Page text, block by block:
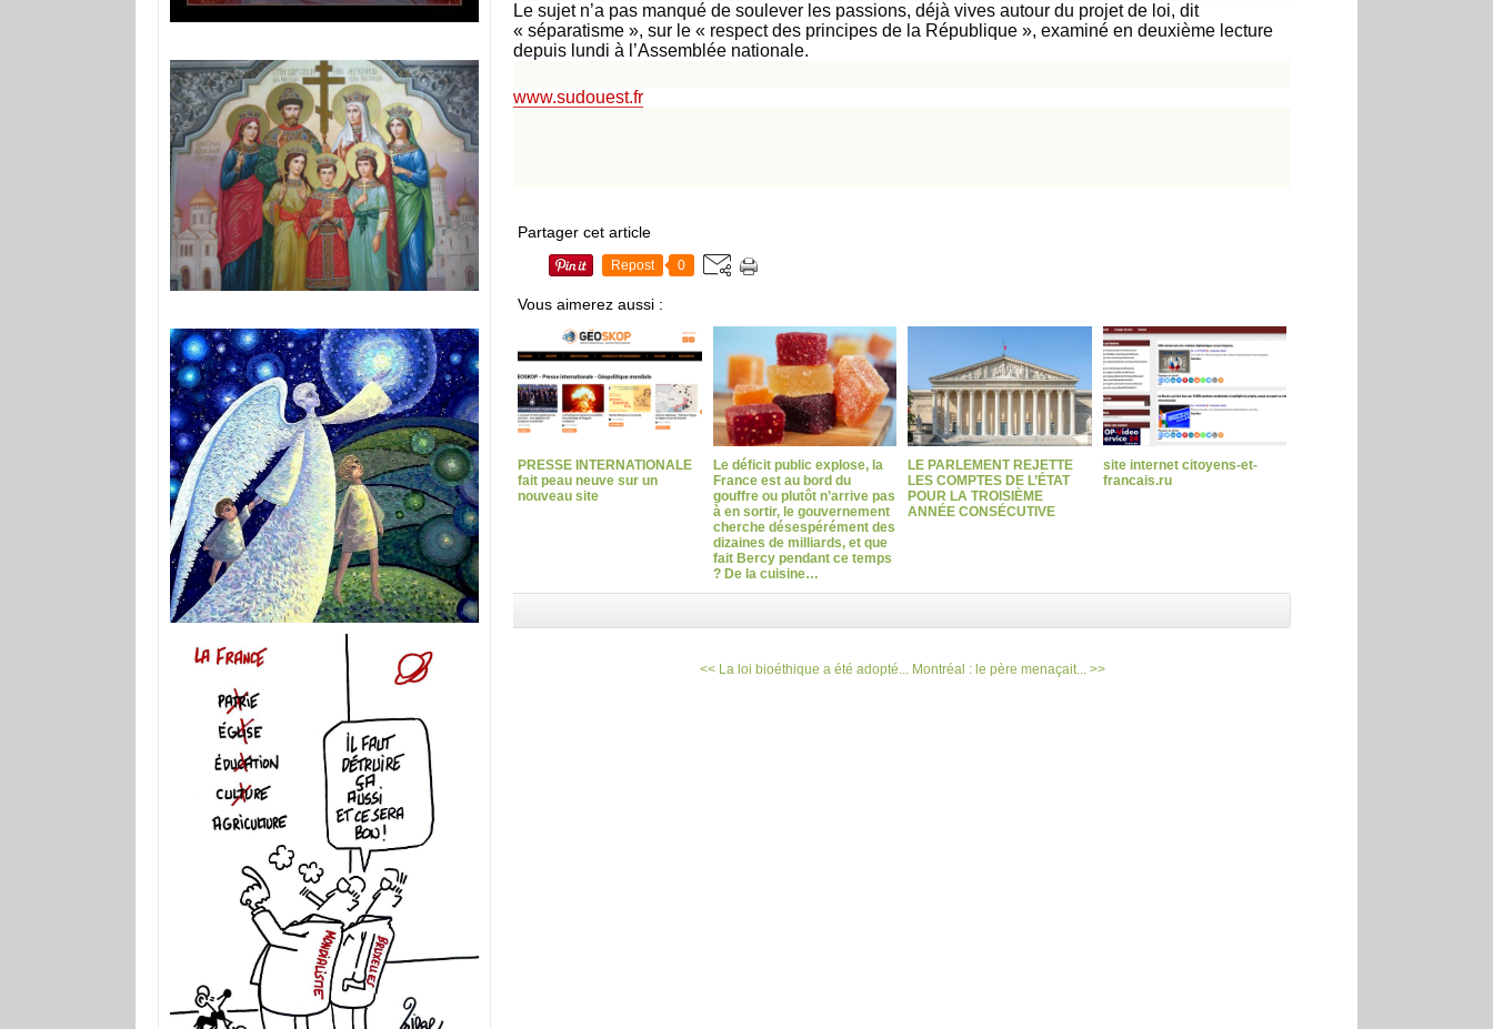
Le sujet n’a pas manqué de soulever les passions, déjà vives autour du projet de loi, dit
« séparatisme », sur le « respect des principes de la République », examiné en deuxième lecture
depuis lundi à l’Assemblée nationale.
www.sudouest.fr
Partager cet article
Repost 0
Vous aimerez aussi :
PRESSE INTERNATIONALE
fait peau neuve sur un
nouveau site
Le déficit public explose, la
France est au bord du
gouffre ou plutôt n’arrive pas
à en sortir, le gouvernement
cherche désespérément des
dizaines de milliards, et que
fait Bercy pendant ce temps
? De la cuisine…
LE PARLEMENT REJETTE
LES COMPTES DE L’ÉTAT
POUR LA TROISIÈME
ANNÉE CONSÉCUTIVE
site internet citoyens-et-
francais.ru
<< La loi bioéthique a été adopté... Montréal : le père menaçait... >>